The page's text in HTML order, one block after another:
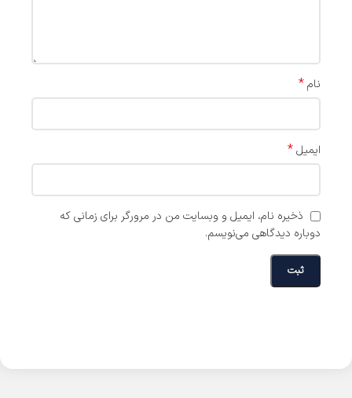
نام*
ایمیل*
ذخیره نام، ایمیل و وبسایت من در مرورگر برای زمانی که
دوباره دیدگاهی می‌نویسم.